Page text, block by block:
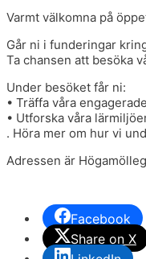
Varmt välkomna på
Går ni i funderingar
Ta chansen att besöka
Under besöket får ni:
• Träffa våra
• Utforska våra
. Höra mer om hur vi
Adressen är
Facebook
Share on X